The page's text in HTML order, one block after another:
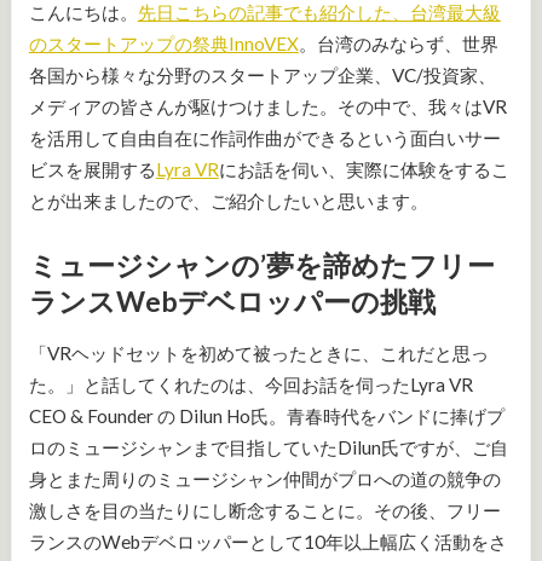
こんにちは。 先日こちらの記事でも紹介した、台湾最大級
のスタートアップの祭典InnoVEX。台湾のみならず、世界
各国から様々な分野のスタートアップ企業、VC/投資家、
メディアの皆さんが駆けつけました。その中で、我々はVR
を活用して自由自在に作詞作曲ができるという面白いサー
ビスを展開するLyra VRにお話を伺い、実際に体験をするこ
とが出来ましたので、ご紹介したいと思います。
ミュージシャンの’夢を諦めたフリー
ランスWebデベロッパーの挑戦
「VRヘッドセットを初めて被ったときに、これだと思っ
た。」と話してくれたのは、今回お話を伺ったLyra VR
CEO & Founder の Dilun Ho氏。青春時代をバンドに捧げプ
ロのミュージシャンまで目指していたDilun氏ですが、ご自
身とまた周りのミュージシャン仲間がプロへの道の競争の
激しさを目の当たりにし断念することに。その後、フリー
ランスのWebデベロッパーとして10年以上幅広く活動をさ